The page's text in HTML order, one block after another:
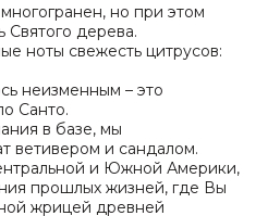
но при этом
Святого дерева.
ноты свежесть цитрусов:
неизменным – это
Санто.
в базе, мы
ветивером и сандалом.
и Южной Америки,
прошлых жизней, где Вы
жрицей древней